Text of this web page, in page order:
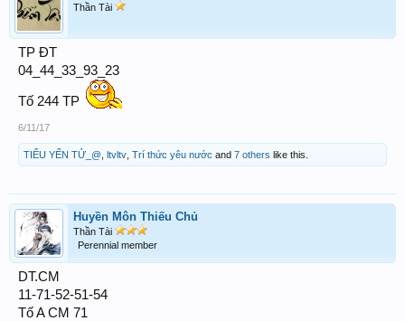
Thần Tài
TP ĐT
04_44_33_93_23
Tố 244 TP
6/11/17
TIỂU YẾN TỬ_@ ltvltv Trí thức yêu nước and 7 others like this.
Huyền Môn Thiếu Chủ
Thần Tài
Perennial member
DT.CM
11-71-52-51-54
Tố A CM 71